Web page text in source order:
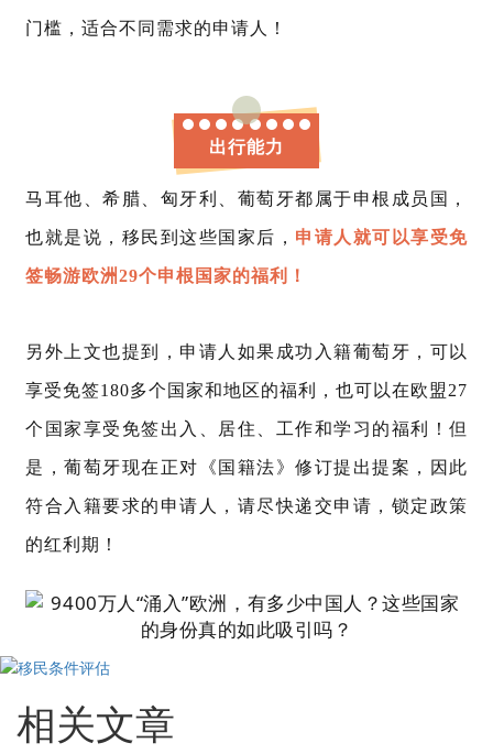
门槛，适合不同需求的申请人！
出行能力
马耳他、希腊、匈牙利、葡萄牙都属于申根成员国 ，
也就是说，移民到这些国家后， 申请人就可以享受免
签畅游欧洲29个申根国家的福利！
另外上文也提到，申请人如果成功入籍葡萄牙，可以
享受免签180多个国家和地区的福利，也可以在欧盟27
个国家享受免签出入、居住、工作和学习的福利！但
是，葡萄牙现在正对《国籍法》修订提出提案，因此
符合入籍要求的申请人，请尽快递交申请，锁定政策
的红利期！
相关文章